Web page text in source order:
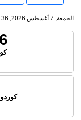
الجمعة, 7 أغسطس 2026, 6:36 ص